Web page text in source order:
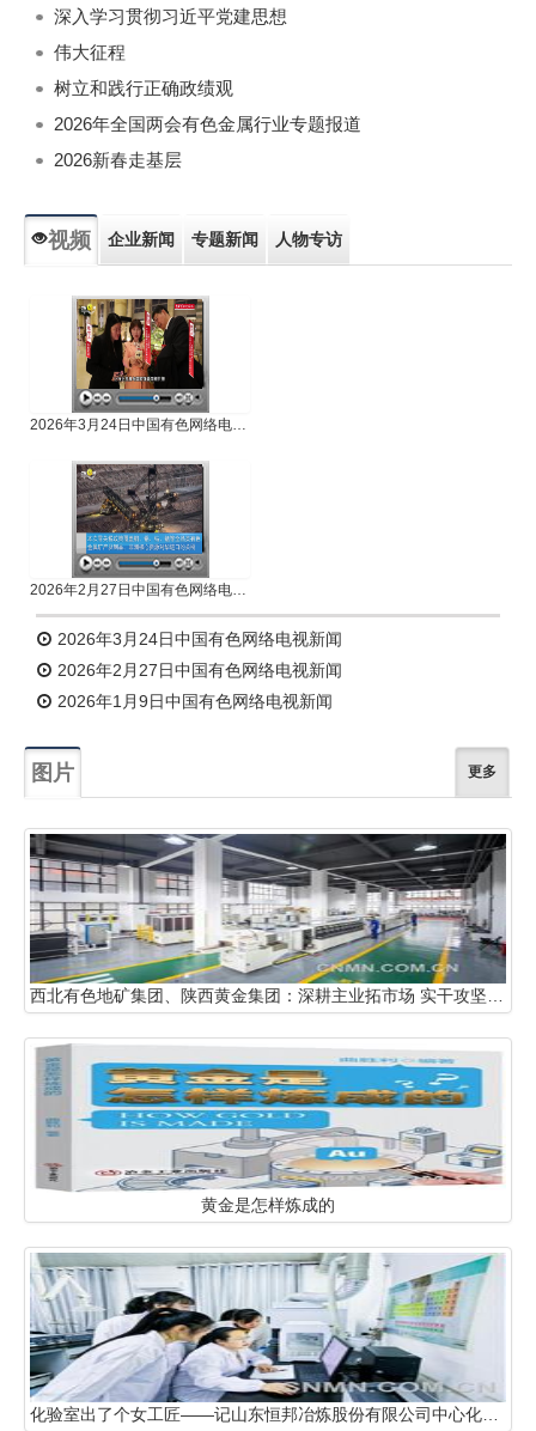
深入学习贯彻习近平党建思想
伟大征程
树立和践行正确政绩观
2026年全国两会有色金属行业专题报道
2026新春走基层
视频 企业新闻 专题新闻 人物专访
2026年3月24日中国有色网络电视新闻
2026年2月27日中国有色网络电视新闻
2026年3月24日中国有色网络电视新闻
2026年2月27日中国有色网络电视新闻
2026年1月9日中国有色网络电视新闻
图片 更多
黄金是怎样炼成的